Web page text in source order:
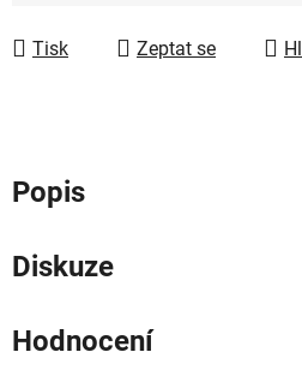
Tisk Zeptat se
Popis
Diskuze
Hodnocení